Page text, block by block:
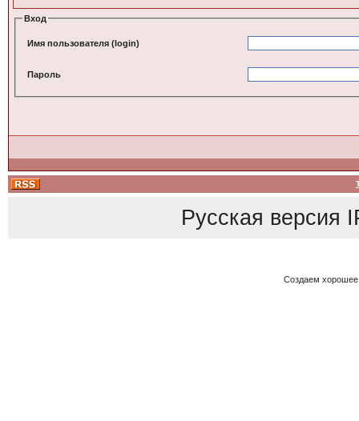
Вход
Имя пользователя (login)
Пароль
Русская версия
Создаем